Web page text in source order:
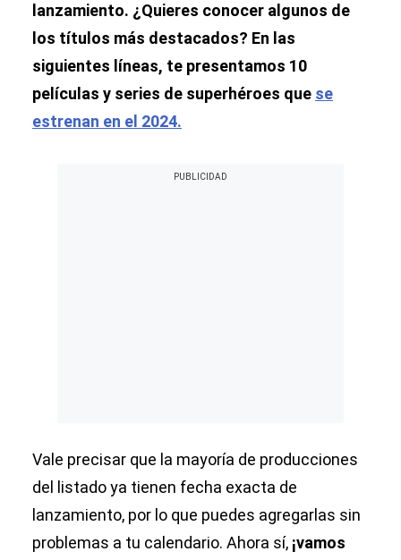
lanzamiento. ¿Quieres conocer algunos de
los títulos más destacados? En las
siguientes líneas, te presentamos 10
películas y series de superhéroes que se
estrenan en el 2024.
Vale precisar que la mayoría de producciones
del listado ya tienen fecha exacta de
lanzamiento, por lo que puedes agregarlas sin
problemas a tu calendario. Ahora sí, ¡vamos